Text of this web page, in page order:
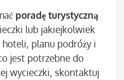
poradę turystyczną
lub jakiejkolwiek
planu podróży i
jest potrzebne do
wycieczki, skontaktuj